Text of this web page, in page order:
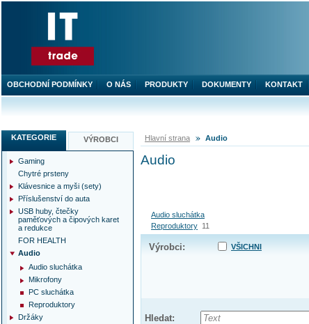
Hlavní strana Audio
Audio
Audio sluchátka
Reproduktory 11
Výrobci: VŠICHNI
Hledat:
KATEGORIE VÝROBCI
Gaming
Chytré prsteny
Klávesnice a myši (sety)
Příslušenství do auta
USB huby, čtečky
paměťových a čipových karet
a redukce
FOR HEALTH
Audio
Audio sluchátka
Mikrofony
PC sluchátka
Reproduktory
Držáky
OBCHODNÍ PODMÍNKY O NÁS PRODUKTY DOKUMENTY KONTAKT